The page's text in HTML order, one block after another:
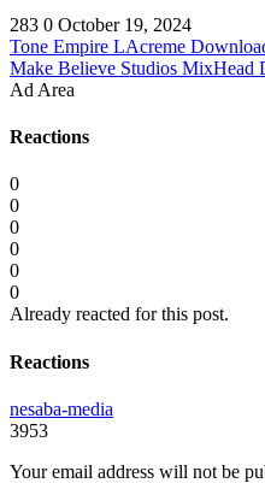
283 0 October 19, 2024
Tone Empire LAcreme
Make Believe Studios MixHead
Ad Area
Reactions
0
0
0
0
0
0
Already reacted for this post.
Reactions
nesaba-media
3953
Your email address will not be